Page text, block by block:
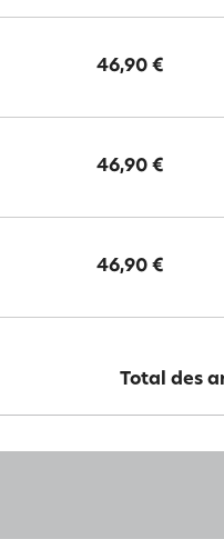
46,90 €
46,90 €
46,90 €
Total des